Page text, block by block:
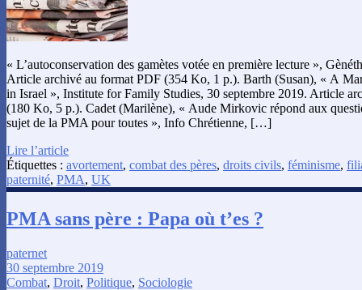
« L’autoconservation des gamètes votée en première lecture »,
Article archivé au format PDF (354 Ko, 1 p.). Barth (Susan), « A
in Israel », Institute for Family Studies, 30 septembre 2019. Article
(180 Ko, 5 p.). Cadet (Marilène), « Aude Mirkovic répond aux
sujet de la PMA pour toutes », Info Chrétienne, […]
Lire l’article
Étiquettes : avortement, combat des pères, droits civils, féminisme,
paternité, PMA, UK
PMA sans père : Papa où t’es ?
paternet
30 septembre 2019
Combat, Droit, Politique, Sociologie